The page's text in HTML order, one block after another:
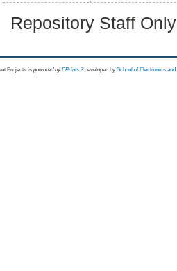
Repository Staff
Projects is powored byEPrints 3 developed by School of Electronics